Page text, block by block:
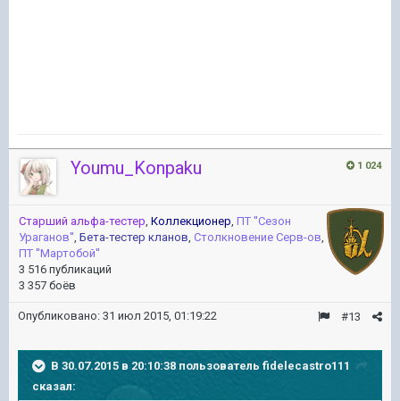
1 024
Youmu_Konpaku
Старший альфа-тестер, Коллекционер, ПТ ''Сезон
Ураганов'', Бета-тестер кланов, Столкновение Серв-ов,
ПТ ''Мартобой''
3 516 публикаций
3 357 боёв
#13
Опубликовано: 31 июл 2015, 01:19:22
В 30.07.2015 в 20:10:38 пользователь fidelecastro111
сказал: